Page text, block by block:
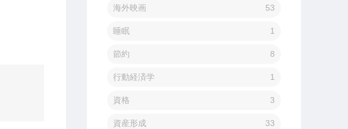
海外映画 53
睡眠 1
節約 8
行動経済学 1
資格 3
資産形成 33